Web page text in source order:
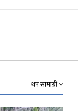
थप सामाग्री